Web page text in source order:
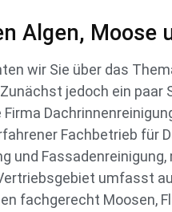
Algen, Moose
wir Sie über das
jedoch ein paar
Firma
Fachbetrieb für
und
umfasst
fachgerecht Moosen,